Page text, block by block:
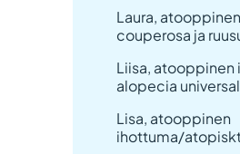
Laura,
couperosa ja
Liisa, atooppinen
alopecia
Lisa, atooppinen
ihottuma/